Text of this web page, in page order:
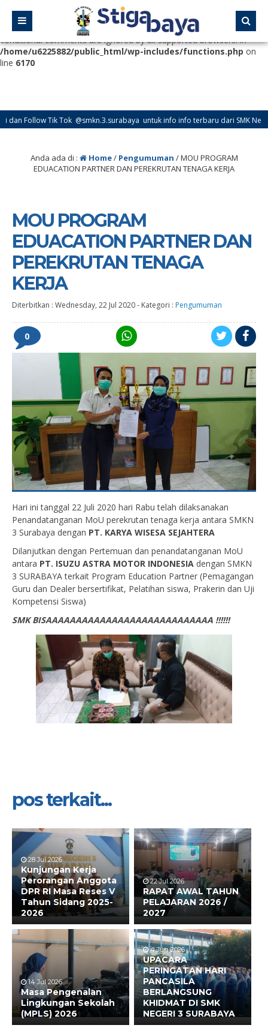
Deprecated
: Function WP_Dependencies->add_data() was called
with an argument that is
deprecated
since version 6.9.0! IE
conditional comments are ignored by all supported browsers. in
/home/u6225882/public_html/wp-includes/functions.php on
line 6170
Follow Tik Tok @smkn.3.surabaya untuk info info terbaru dari SMK Negeri 3
Anda ada di : Home/ Pengumuman /MOU PROGRAM
EDUACATION PARTNER DAN PEREKRUTAN TENAGA KERJA
MOU PROGRAM
EDUACATION PARTNER DAN
PEREKRUTAN TENAGA
KERJA
Diterbitkan : Wednesday, 22 Jul 2020- Kategori : Pengumuman
0
Hari ini tanggal 22 Juli 2020 hari Rabu telah dilaksanakan
Penandatanganan MoU perekrutan tenaga kerja antara SMKN
3 Surabaya dengan PT. KARYA WISESA SEJAHTERA
Dilanjutkan dengan Pertemuan dan penandatanganan MoU
antara PT. ISUZU ASTRA MOTOR INDONESIA dengan SMKN
3 SURABAYA terkait Program Education Partner (Pemagangan
Guru dan Dealer bersertifikat, Pelatihan siswa, Prakerin dan Uji
Kompetensi Siswa)
SMK BISAAAAAAAAAAAAAAAAAAAAAAAAAAAA !!!!!!
pos terkait...
28 Jul 2026
Kunjungan Kerja
Perorangan Anggota
DPR RI Masa Reses V
Tahun Sidang 2025-
2026
22 Jul 2026
RAPAT AWAL TAHUN
PELAJARAN 2026 /
2027
14 Jul 2026
Masa Pengenalan
Lingkungan Sekolah
(MPLS) 2026
4 Jun 2026
UPACARA
PERINGATAN HARI
PANCASILA
BERLANGSUNG
KHIDMAT DI SMK
NEGERI 3 SURABAYA